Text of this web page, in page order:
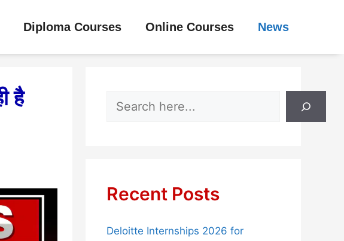
Diploma Courses Online Courses News
है
Search
Recent Posts
Deloitte Internships 2026 for